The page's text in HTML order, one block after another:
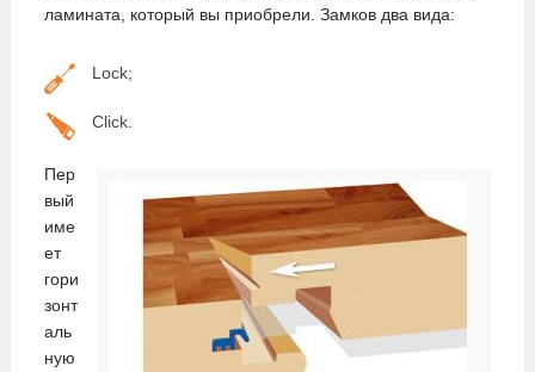
ламината, который вы приобрели. Замков два вида:
Lock;
Click.
Пер
вый
име
ет
гори
зонт
аль
ную